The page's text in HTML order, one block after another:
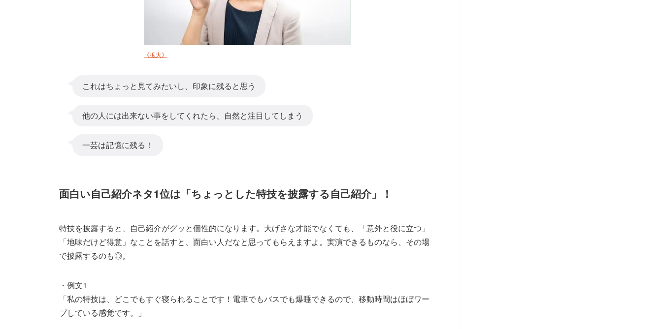
《拡大》
これはちょっと見てみたいし、印象に残ると思う
他の人には出来ない事をしてくれたら、自然と注目してしまう
一芸は記憶に残る！
面白い自己紹介ネタ1位は「ちょっとした特技を披露する自己紹介」！
特技を披露すると、自己紹介がグッと個性的になります。大げさな才能でなくても、「意外と役に立つ」
「地味だけど得意」なことを話すと、面白い人だなと思ってもらえますよ。実演できるものなら、その場
で披露するのも◎。
・例文1
「私の特技は、どこでもすぐ寝られることです！電車でもバスでも爆睡できるので、移動時間はほぼワー
プしている感覚です。」